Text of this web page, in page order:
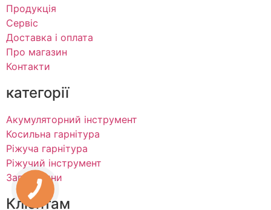
Продукція
Сервіс
Доставка і оплата
Про магазин
Контакти
категорії
Акумуляторний інструмент
Косильна гарнітура
Ріжуча гарнітура
Ріжучий інструмент
Запчастини
Клієнтам